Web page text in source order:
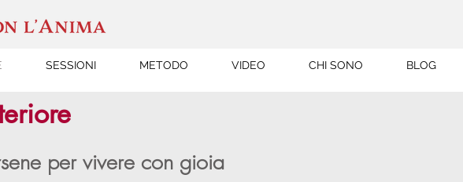
SESSIONI METODO VIDEO CHI SONO BLOG
per vivere con gioia